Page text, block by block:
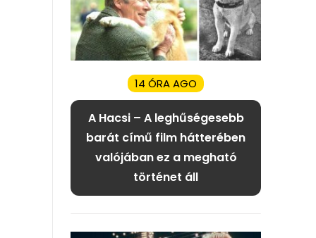
14 ÓRA AGO
A Hacsi – A leghűségesebb
barát című film hátterében
valójában ez a megható
történet áll